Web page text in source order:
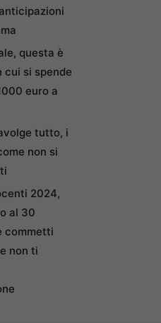
questa è
cui si spende
euro a
tutto, i
non si
2024,
al 30
commetti
non ti